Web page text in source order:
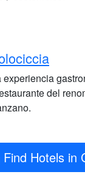
experiencia
del
Find Hotels in